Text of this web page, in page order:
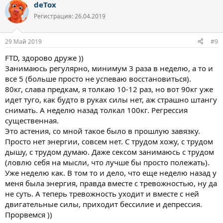
к
ц
и
deTox
Регистрация: 26.04.2019
29 Май 2019 #9
FTD, здорово друже ))
Занимаюсь регулярно, минимум 3 раза в неделю, а то и
все 5 (больше просто не успеваю восстановиться).
80кг, слава предкам, я толкаю 10-12 раз, но вот 90кг уже
идет туго, как будто в руках силы нет, аж страшно штангу
снимать. А неделю назад толкал 100кг. Регрессия
существенная.
Это астения, со мной такое было в прошлую завязку.
Просто нет энергии, совсем нет. С трудом хожу, с трудом
дышу, с трудом думаю. Даже сексом занимаюсь с трудом
(ловлю себя на мысли, что лучше бы просто полежать).
Уже неделю как. В том то и дело, что еще неделю назад у
меня была энергия, правда вместе с тревожностью, ну да
не суть. А теперь тревожность уходит и вместе с ней
двигательные силы, приходит бессилие и депрессия.
Прорвемся ))